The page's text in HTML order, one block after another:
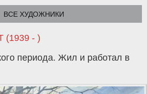
ВСЕ ХУДОЖНИКИ
- )
периода. Жил и работал в